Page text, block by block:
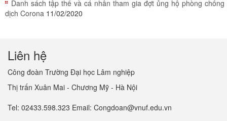
Danh sách tập thể và cá nhân tham gia đợt ủng hộ phòng chống
dịch Corona 11/02/2020
Liên hệ
Công đoàn Trường Đại học Lâm nghiệp
Thị trấn Xuân Mai - Chương Mỹ - Hà Nội
Tel: 02433.598.323 Email: Congdoan@vnuf.edu.vn